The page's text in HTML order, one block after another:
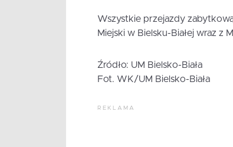
Wszystkie przejazdy
Miejski w Bielsku-Białej wraz z
Źródło: UM Bielsko-Biała
Fot. WK/UM Bielsko-Biała
REKLAMA